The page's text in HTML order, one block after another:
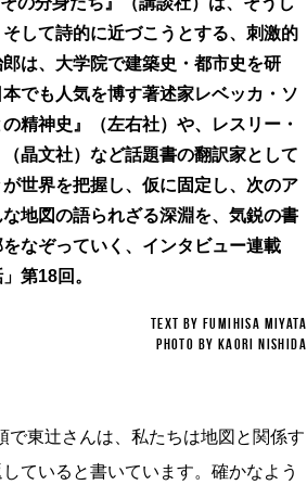
して詩的に近づこうとする、刺激的
は、大学院で建築史・都市史を研
でも人気を博す著述家レベッカ・ソ
精神史』（左右社）や、レスリー・
晶文社）など話題書の翻訳家として
世界を把握し、仮に固定し、次のア
地図の語られざる深淵を、気鋭の書
なぞっていく、インタビュー連載
第18回。
TEXT BY Fumihisa Miyata
PHOTO BY Kaori Nishida
東辻さんは、私たちは地図と関係す
ていると書いています。確かなよう